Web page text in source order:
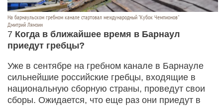
На барнаульском гребном канале стартовал международный "Кубок Чемпионов"
Дмитрий Лямзин
7 Когда в ближайшее время в Барнаул
приедут гребцы?
Уже в сентябре на гребном канале в Барнауле
сильнейшие российские гребцы, входящие в
национальную сборную страны, проведут свои
сборы. Ожидается, что еще раз они приедут в